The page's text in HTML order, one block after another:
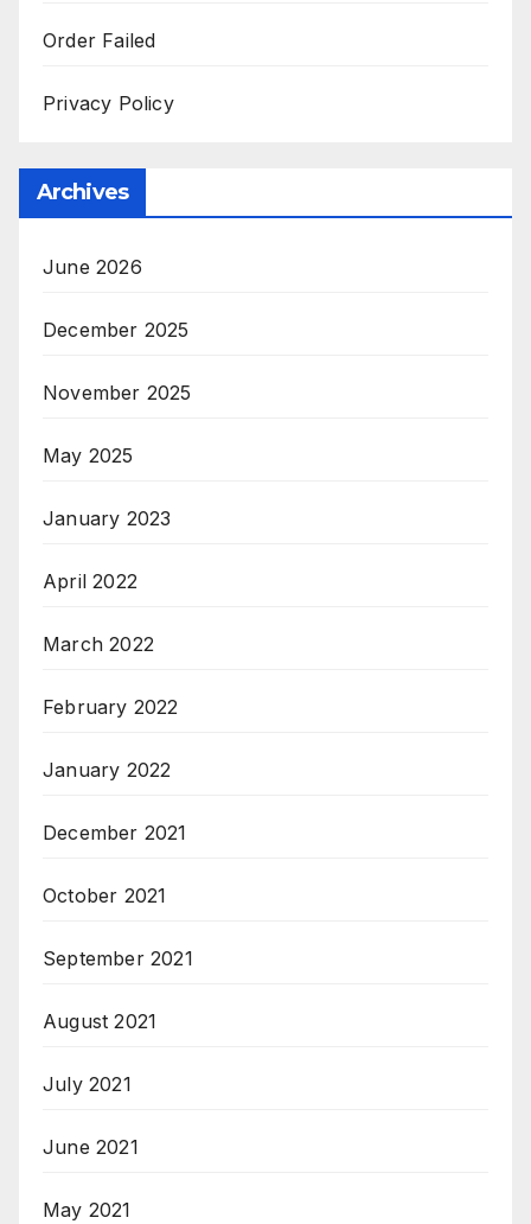
Order Failed
Privacy Policy
Archives
June 2026
December 2025
November 2025
May 2025
January 2023
April 2022
March 2022
February 2022
January 2022
December 2021
October 2021
September 2021
August 2021
July 2021
June 2021
May 2021